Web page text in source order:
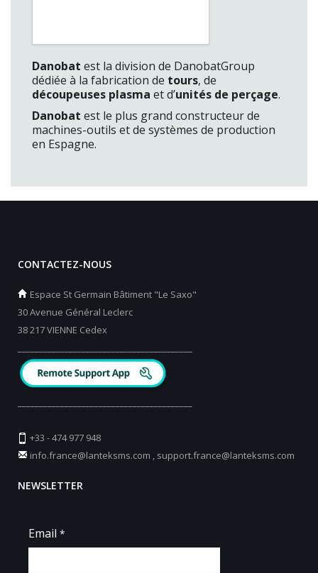
Danobat est la division de DanobatGroup
dédiée à la fabrication de tours, de
découpeuses plasma et d’unités de perçage.
Danobat est le plus grand constructeur de
machines-outils et de systèmes de production
en Espagne.
CONTACTEZ-NOUS
Espace St Germain Bâtiment "Le Saxo"
30 Avenue Général Leclerc
38 217 VIENNE Cedex
+33 - 474 977 948
info.france@lanteksms.com
support.france@lanteksms.com
NEWSLETTER